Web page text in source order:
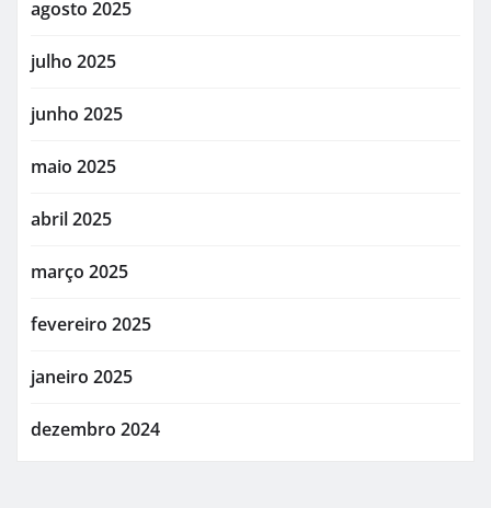
agosto 2025
julho 2025
junho 2025
maio 2025
abril 2025
março 2025
fevereiro 2025
janeiro 2025
dezembro 2024